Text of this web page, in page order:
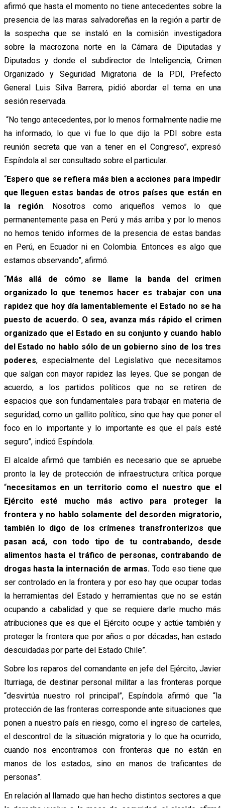
afirmó que hasta el momento no tiene antecedentes sobre la
presencia de las maras salvadoreñas en la región a partir de
la sospecha que se instaló en la comisión investigadora
sobre la macrozona norte en la Cámara de Diputadas y
Diputados y donde el subdirector de Inteligencia, Crimen
Organizado y Seguridad Migratoria de la PDI, Prefecto
General Luis Silva Barrera, pidió abordar el tema en una
sesión reservada.
“No tengo antecedentes, por lo menos formalmente nadie me
ha informado, lo que vi fue lo que dijo la PDI sobre esta
reunión secreta que van a tener en el Congreso”, expresó
Espíndola al ser consultado sobre el particular.
“Espero que se refiera más bien a acciones para impedir
que lleguen estas bandas de otros países que están en
la región. Nosotros como ariqueños vemos lo que
permanentemente pasa en Perú y más arriba y por lo menos
no hemos tenido informes de la presencia de estas bandas
en Perú, en Ecuador ni en Colombia. Entonces es algo que
estamos observando”, afirmó.
“Más allá de cómo se llame la banda del crimen
organizado lo que tenemos hacer es trabajar con una
rapidez que hoy día lamentablemente el Estado no se ha
puesto de acuerdo. O sea, avanza más rápido el crimen
organizado que el Estado en su conjunto y cuando hablo
del Estado no hablo sólo de un gobierno sino de los tres
poderes, especialmente del Legislativo que necesitamos
que salgan con mayor rapidez las leyes. Que se pongan de
acuerdo, a los partidos políticos que no se retiren de
espacios que son fundamentales para trabajar en materia de
seguridad, como un gallito político, sino que hay que poner el
foco en lo importante y lo importante es que el país esté
seguro”, indicó Espíndola.
El alcalde afirmó que también es necesario que se apruebe
pronto la ley de protección de infraestructura crítica porque
“necesitamos en un territorio como el nuestro que el
Ejército esté mucho más activo para proteger la
frontera y no hablo solamente del desorden migratorio,
también lo digo de los crímenes transfronterizos que
pasan acá, con todo tipo de tu contrabando, desde
alimentos hasta el tráfico de personas, contrabando de
drogas hasta la internación de armas. Todo eso tiene que
ser controlado en la frontera y por eso hay que ocupar todas
la herramientas del Estado y herramientas que no se están
ocupando a cabalidad y que se requiere darle mucho más
atribuciones que es que el Ejército ocupe y actúe también y
proteger la frontera que por años o por décadas, han estado
descuidadas por parte del Estado Chile”.
Sobre los reparos del comandante en jefe del Ejército, Javier
Iturriaga, de destinar personal militar a las fronteras porque
“desvirtúa nuestro rol principal”, Espíndola afirmó que “la
protección de las fronteras corresponde ante situaciones que
ponen a nuestro país en riesgo, como el ingreso de carteles,
el descontrol de la situación migratoria y lo que ha ocurrido,
cuando nos encontramos con fronteras que no están en
manos de los estados, sino en manos de traficantes de
personas”.
En relación al llamado que han hecho distintos sectores a que